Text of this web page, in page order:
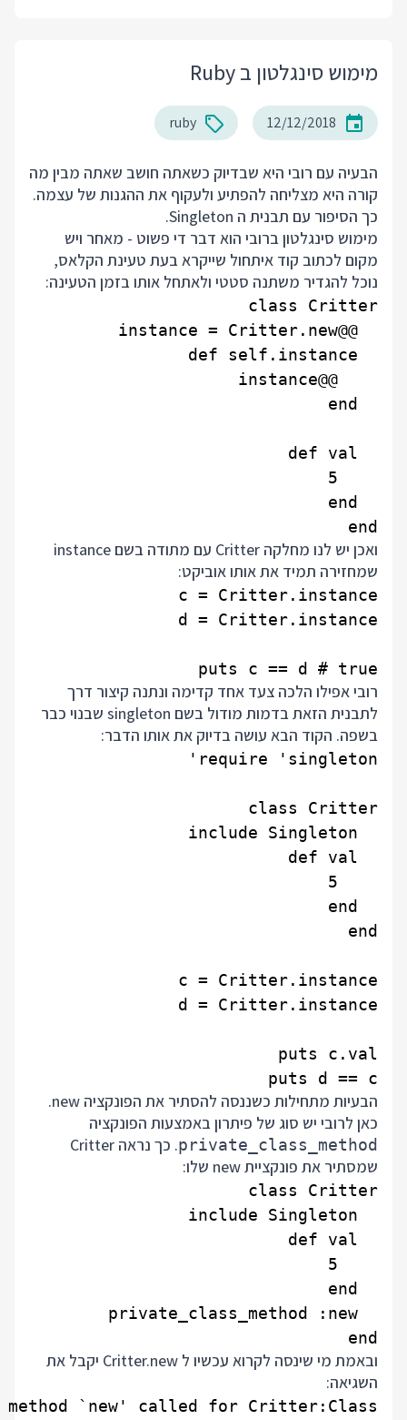
מימוש סינגלטון ב Ruby
12/12/2018
ruby
הבעיה עם רובי היא שבדיוק כשאתה חושב שאתה מבין מה
קורה היא מצליחה להפתיע ולעקוף את ההגנות של עצמה.
כך הסיפור עם תבנית ה Singleton.
מימוש סינגלטון ברובי הוא דבר די פשוט - מאחר ויש
מקום לכתוב קוד איתחול שייקרא בעת טעינת הקלאס,
נוכל להגדיר משתנה סטטי ולאתחל אותו בזמן הטעינה:
end
ואכן יש לנו מחלקה Critter עם מתודה בשם instance
שמחזירה תמיד את אותו אוביקט:
puts c == d # true
רובי אפילו הלכה צעד אחד קדימה ונתנה קיצור דרך
לתבנית הזאת בדמות מודול בשם singleton שבנוי כבר
בשפה. הקוד הבא עושה בדיוק את אותו הדבר:
puts d == c
הבעיות מתחילות כשננסה להסתיר את הפונקציה new.
כאן לרובי יש סוג של פיתרון באמצעות הפונקציה
private_class_method
. כך נראה Critter
שמסתיר את פונקציית new שלו:
end
ובאמת מי שינסה לקרוא עכשיו ל Critter.new יקבל את
השגיאה:
method `new' called for Critter:Class